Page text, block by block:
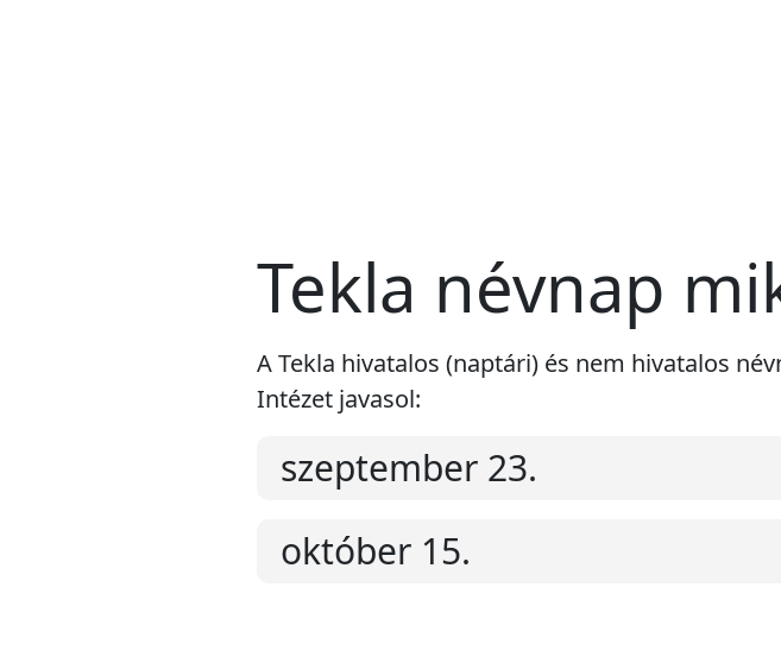
Tekla névnap
A Tekla hivatalos (naptári) és nem hivatalos
Intézet javasol:
szeptember 23.
október 15.